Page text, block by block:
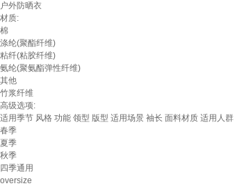
户外防晒衣
材质:
棉
涤纶(聚酯纤维)
粘纤(粘胶纤维)
氨纶(聚氨酯弹性纤维)
其他
竹浆纤维
高级选项:
适用季节 风格 功能 领型 版型 适用场景 袖长 面料材质 适用人群
春季
夏季
秋季
四季通用
oversize